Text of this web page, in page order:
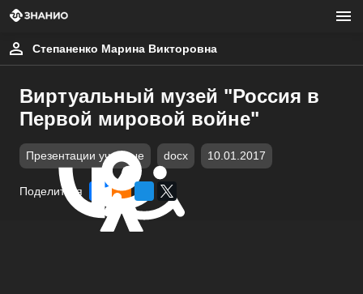
Степаненко Марина Викторовна
Виртуальный музей "Россия в
Первой мировой войне"
Презентации учебные docx 10.01.2017
Поделиться